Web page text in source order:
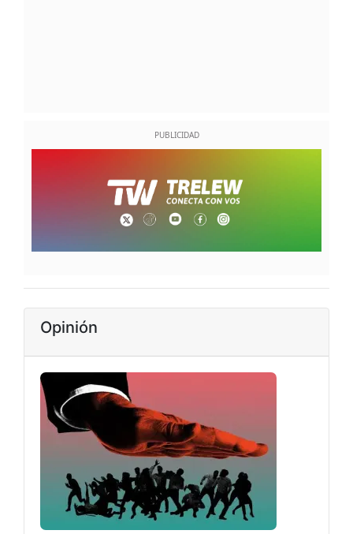
Opinión